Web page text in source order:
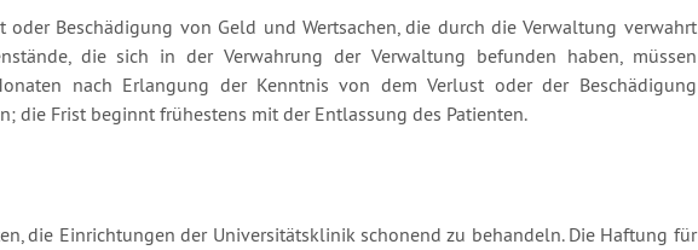
oder Beschädigung von Geld und Wertsachen, die durch die Verwaltung verwahrt
die sich in der Verwahrung der Verwaltung befunden haben, müssen
nach Erlangung der Kenntnis von dem Verlust oder der Beschädigung
die Frist beginnt frühestens mit der Entlassung des Patienten.
die Einrichtungen der Universitätsklinik schonend zu behandeln. Die Haftung für